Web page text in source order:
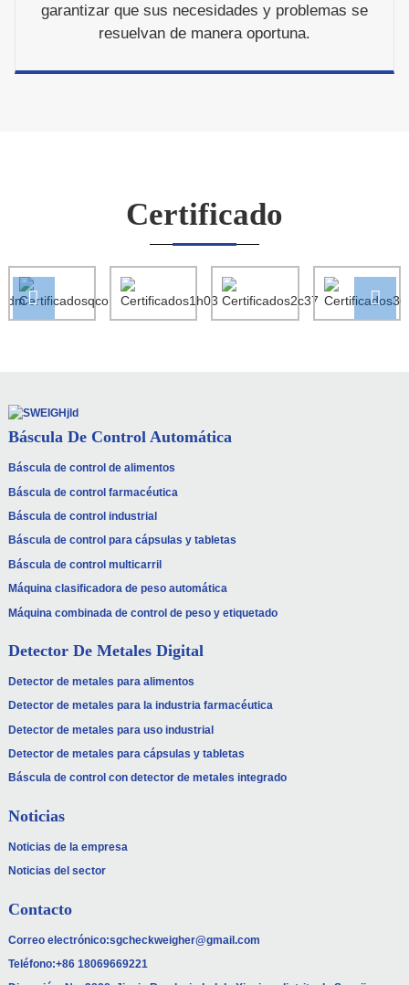
garantizar que sus necesidades y problemas se
resuelvan de manera oportuna.
Certificado
Báscula De Control Automática
Báscula de control de alimentos
Báscula de control farmacéutica
Báscula de control industrial
Báscula de control para cápsulas y tabletas
Báscula de control multicarril
Máquina clasificadora de peso automática
Máquina combinada de control de peso y etiquetado
Detector De Metales Digital
Detector de metales para alimentos
Detector de metales para la industria farmacéutica
Detector de metales para uso industrial
Detector de metales para cápsulas y tabletas
Báscula de control con detector de metales integrado
Noticias
Noticias de la empresa
Noticias del sector
Contacto
Correo electrónico:sgcheckweigher@gmail.com
Teléfono:+86 18069669221